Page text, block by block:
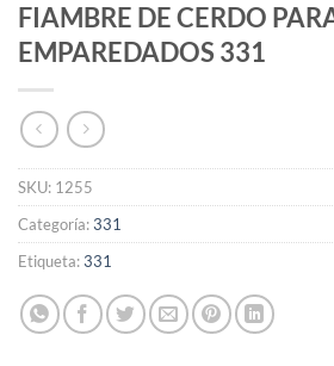
FIAMBRE DE CERDO
EMPAREDADOS 331
SKU: 1255
Categoría:331
Etiqueta:331